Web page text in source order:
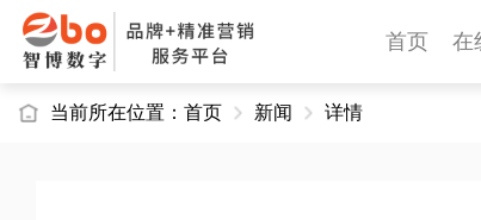
首页 在
当前所在位置： 首页 新闻 详情